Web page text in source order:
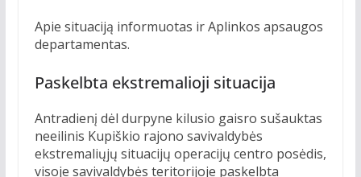
Apie situaciją informuotas ir Aplinkos apsaugos
departamentas.
Paskelbta ekstremalioji situacija
Antradienį dėl durpyne kilusio gaisro sušauktas
neeilinis Kupiškio rajono savivaldybės
ekstremaliųjų situacijų operacijų centro posėdis,
visoje savivaldybės teritorijoje paskelbta